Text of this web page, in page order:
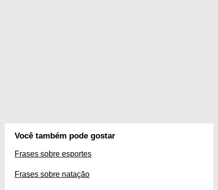
Você também pode gostar
Frases sobre esportes
Frases sobre natação